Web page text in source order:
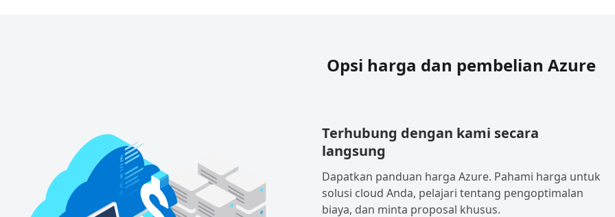
Opsi harga dan pembelian Azure
Terhubung dengan kami secara
langsung
Dapatkan panduan harga Azure. Pahami harga untuk
solusi cloud Anda, pelajari tentang pengoptimalan
biaya, dan minta proposal khusus.